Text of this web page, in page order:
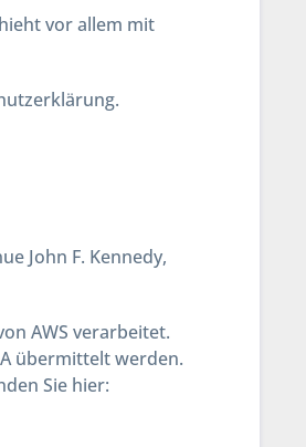
vor allem mit
John F. Kennedy,
AWS verarbeitet.
übermittelt werden.
Sie hier: